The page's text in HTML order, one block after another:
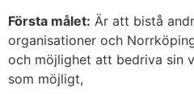
Första målet: Är att bistå
organisationer och
och möjlighet att bedriva sin
som möjligt,